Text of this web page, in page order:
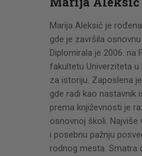
Marija Aleksić je
gde je završila
Diplomirala je 2006. na
fakultetu Univerziteta u
za istoriju. Zaposlena
gde radi kao nastavnik
prema književnosti je
osnovnoj školi. Najviše
i posebnu pažnju
rodnog mesta. Smatra